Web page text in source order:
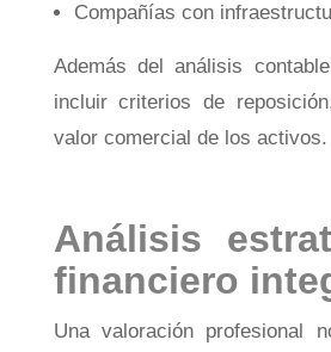
Compañías con
Además del análisis
incluir criterios de
valor comercial de los activos.
Análisis
financiero
Una valoración profesional